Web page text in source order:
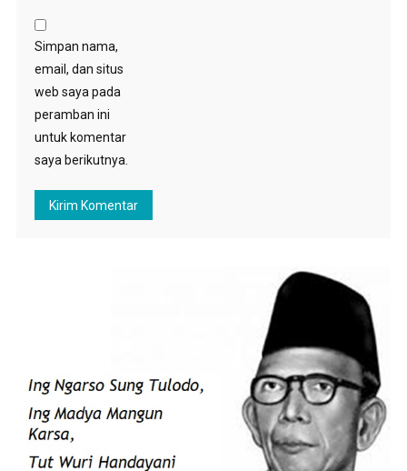
Simpan nama,
email, dan situs
web saya pada
peramban ini
untuk komentar
saya berikutnya.